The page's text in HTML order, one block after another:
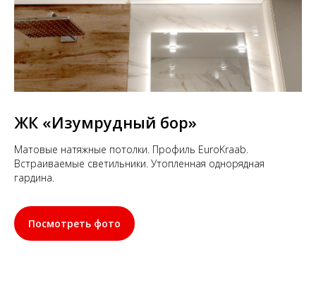
ЖК «Изумрудный бор»
Матовые натяжные потолки. Профиль EuroKraab.
Встраиваемые светильники. Утопленная однорядная
гардина.
Посмотреть фото